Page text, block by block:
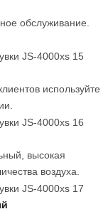
обслуживание.
используйте
высокая
воздуха.